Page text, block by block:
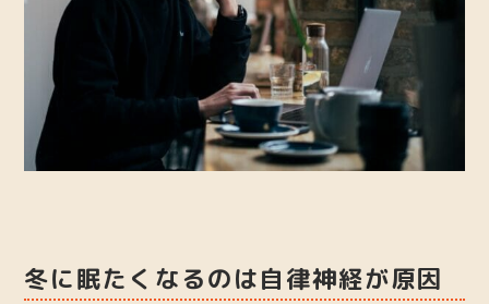
冬に眠たくなるのは自律神経が原因